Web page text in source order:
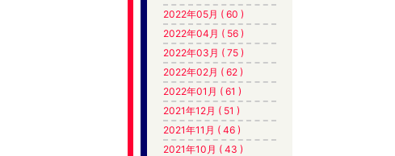
2022年05月 ( 60 )
2022年04月 ( 56 )
2022年03月 ( 75 )
2022年02月 ( 62 )
2022年01月 ( 61 )
2021年12月 ( 51 )
2021年11月 ( 46 )
2021年10月 ( 43 )